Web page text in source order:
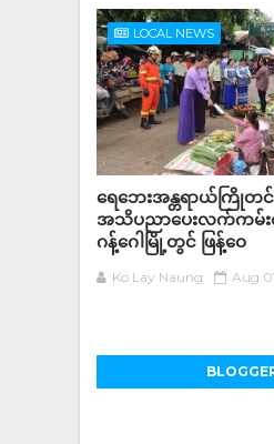
LOCAL NEWS
ရေဘေးအန္တရာယ်ကြိုတ
အသိပညာပေးလက်ကမ်းစာ
ဂန့်ဂေါမြို့တွင် ဖြန့်ဝေ
Ko Lay Naung Aug